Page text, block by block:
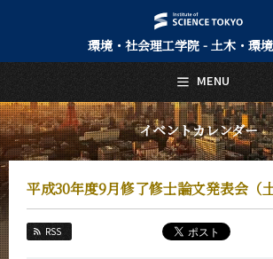
環境・社会理工学院 - 土木・環
イベントカレンダー
平成30年度9月修了修士論文発表会（
RSS
MENU
日本語
トップページ
Top Page
土木・環境工学系について
About Us
Education